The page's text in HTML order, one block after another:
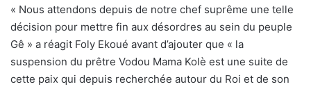
« Nous attendons depuis de notre chef suprême une telle
décision pour mettre fin aux désordres au sein du peuple
Gê » a réagit Foly Ekoué avant d’ajouter que « la
suspension du prêtre Vodou Mama Kolè est une suite de
cette paix qui depuis recherchée autour du Roi et de son